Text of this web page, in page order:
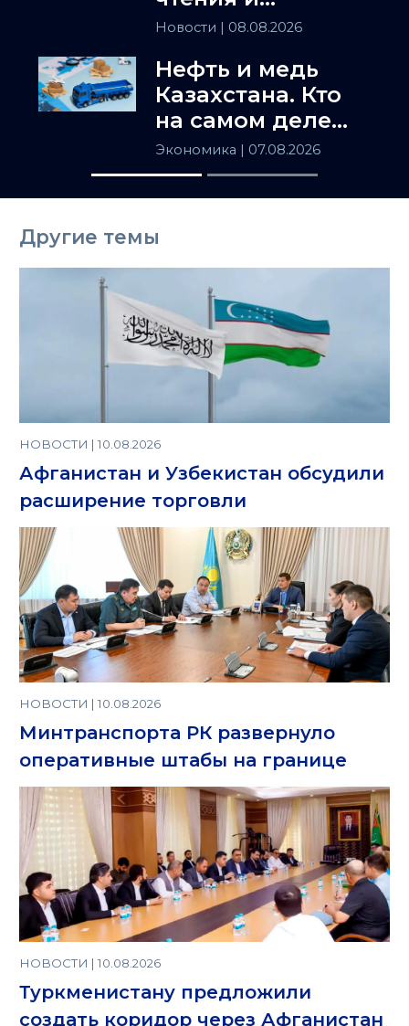
искусством
Новости | 08.08.2026
Нефть и медь
Казахстана. Кто
на самом деле
держит
Центральную
Азию
Экономика | 07.08.2026
Другие темы
НОВОСТИ | 10.08.2026
Афганистан и Узбекистан обсудили
расширение торговли
НОВОСТИ | 10.08.2026
Минтранспорта РК развернуло
оперативные штабы на границе
НОВОСТИ | 10.08.2026
Туркменистану предложили
создать коридор через Афганистан